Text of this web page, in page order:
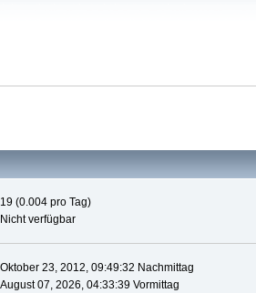
19 (0.004 pro Tag)
Nicht verfügbar
Oktober 23, 2012, 09:49:32 Nachmittag
August 07, 2026, 04:33:39 Vormittag